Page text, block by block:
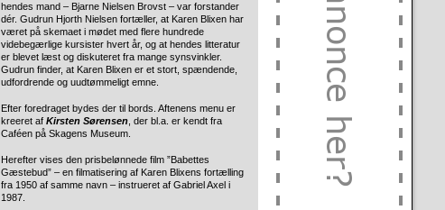
hendes mand – Bjarne Nielsen Brovst – var forstander
dér. Gudrun Hjorth Nielsen fortæller, at Karen Blixen har
været på skemaet i mødet med flere hundrede
videbegærlige kursister hvert år, og at hendes litteratur
er blevet læst og diskuteret fra mange synsvinkler.
Gudrun finder, at Karen Blixen er et stort, spændende,
udfordrende og uudtømmeligt emne.
Efter foredraget bydes der til bords. Aftenens menu er
kreeret af Kirsten Sørensen , der bl.a. er kendt fra
Caféen på Skagens Museum.
Herefter vises den prisbelønnede film ”Babettes
Gæstebud” – en filmatisering af Karen Blixens fortælling
fra 1950 af samme navn – instrueret af Gabriel Axel i
1987.